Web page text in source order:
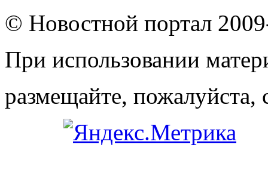
© Новостной портал
При использовании
размещайте, пожалуйста,